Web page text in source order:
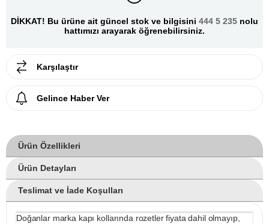
DİKKAT! Bu ürüne ait güncel stok ve bilgisini 444 5 235 nolu
hattımızı arayarak öğrenebilirsiniz.
Karşılaştır
Gelince Haber Ver
Ürün Özellikleri
Ürün Detayları
Teslimat ve İade Koşulları
Doğanlar marka kapı kollarında rozetler fiyata dahil olmayıp,